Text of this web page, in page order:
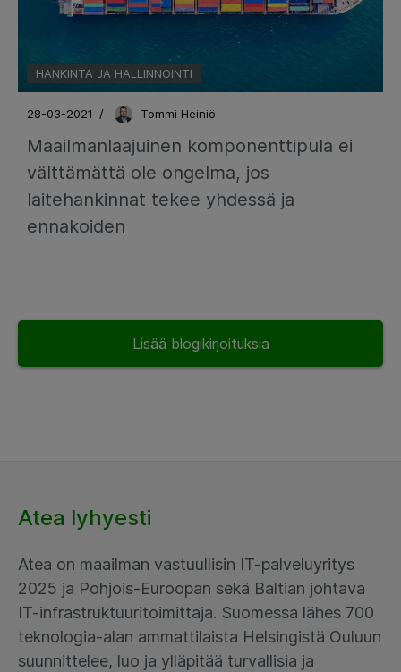
HANKINTA JA HALLINNOINTI
28-03-2021 / Tommi Heiniö
Maailmanlaajuinen komponenttipula ei
välttämättä ole ongelma, jos
laitehankinnat tekee yhdessä ja
ennakoiden
Lisää blogikirjoituksia
Atea lyhyesti
Atea on maailman vastuullisin IT-palveluyritys
2025 ja Pohjois-Euroopan sekä Baltian johtava
IT-infrastruktuuritoimittaja. Suomessa lähes 700
teknologia-alan ammattilaista Helsingistä Ouluun
suunnittelee, luo ja ylläpitää turvallisia ja